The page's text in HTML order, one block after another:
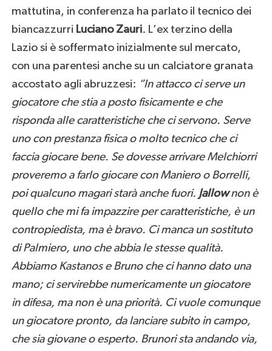
mattutina, in conferenza ha parlato il tecnico dei
biancazzurri Luciano Zauri. L’ex terzino della
Lazio si è soffermato inizialmente sul mercato,
con una parentesi anche su un calciatore granata
accostato agli abruzzesi: “In attacco ci serve un
giocatore che stia a posto fisicamente e che
risponda alle caratteristiche che ci servono. Serve
uno con prestanza fisica o molto tecnico che ci
faccia giocare bene. Se dovesse arrivare Melchiorri
proveremo a farlo giocare con Maniero o Borrelli,
poi qualcuno magari starà anche fuori. Jallownon è
quello che mi fa impazzire per caratteristiche, è un
contropiedista, ma è bravo. Ci manca un sostituto
di Palmiero, uno che abbia le stesse qualità.
Abbiamo Kastanos e Bruno che ci hanno dato una
mano; ci servirebbe numericamente un giocatore
in difesa, ma non è una priorità. Ci vuole comunque
un giocatore pronto, da lanciare subito in campo,
che sia giovane o esperto. Brunori sta andando via,